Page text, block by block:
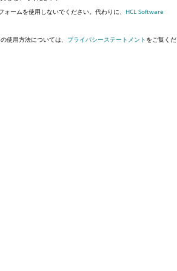
ームを使用しないでください。代わりに、 HCL Software
使用方法については、 プライバシーステートメント をご覧くだ